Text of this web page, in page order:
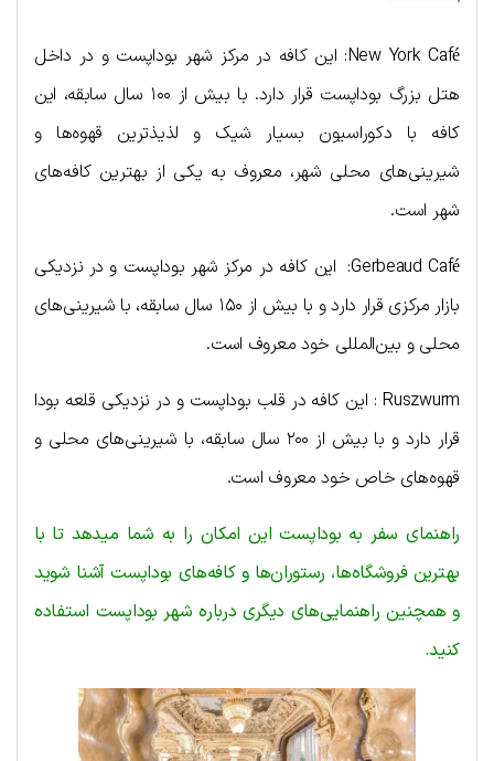
New York Café: این کافه در مرکز شهر بوداپست و در داخل
هتل بزرگ بوداپست قرار دارد. با بیش از ۱۰۰ سال سابقه، این
کافه با دکوراسیون بسیار شیک و لذیذترین قهوه‌ها و
شیرینی‌های محلی شهر، معروف به یکی از بهترین کافه‌های
شهر است.
Gerbeaud Café: این کافه در مرکز شهر بوداپست و در نزدیکی
بازار مرکزی قرار دارد و با بیش از ۱۵۰ سال سابقه، با شیرینی‌های
محلی و بین‌المللی خود معروف است.
Ruszwurm : این کافه در قلب بوداپست و در نزدیکی قلعه بودا
قرار دارد و با بیش از ۲۰۰ سال سابقه، با شیرینی‌های محلی و
قهوه‌های خاص خود معروف است.
راهنمای سفر به بوداپست این امکان را به شما میدهد تا با
بهترین فروشگاه‌ها، رستوران‌ها و کافه‌های بوداپست آشنا شوید
و همچنین راهنمایی‌های دیگری درباره شهر بوداپست استفاده
کنید.